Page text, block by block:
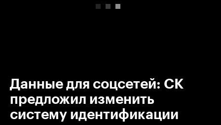
Данные для соцсетей: СК
предложил изменить
систему идентификации